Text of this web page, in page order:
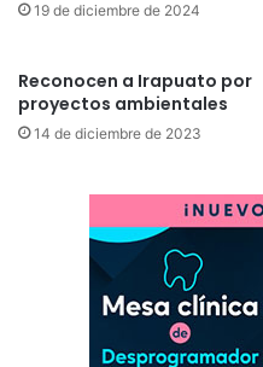
19 de diciembre de 2024
Reconocen a Irapuato por
proyectos ambientales
14 de diciembre de 2023